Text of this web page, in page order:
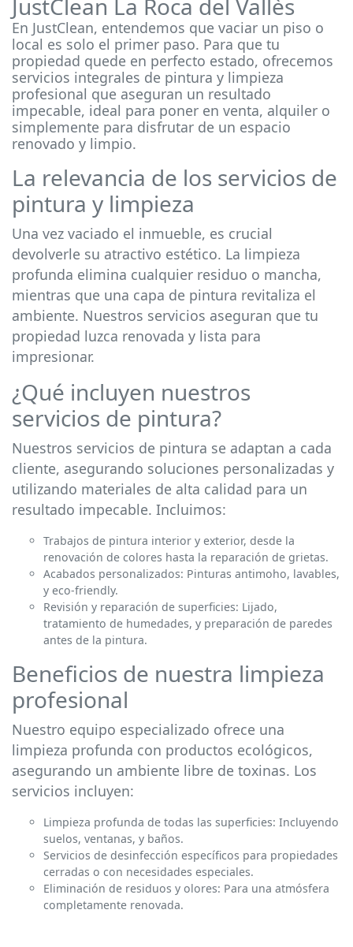
JustClean La Roca del Vallès
En JustClean, entendemos que vaciar un piso o
local es solo el primer paso. Para que tu
propiedad quede en perfecto estado, ofrecemos
servicios integrales de pintura y limpieza
profesional que aseguran un resultado
impecable, ideal para poner en venta, alquiler o
simplemente para disfrutar de un espacio
renovado y limpio.
La relevancia de los servicios de
pintura y limpieza
Una vez vaciado el inmueble, es crucial
devolverle su atractivo estético. La limpieza
profunda elimina cualquier residuo o mancha,
mientras que una capa de pintura revitaliza el
ambiente. Nuestros servicios aseguran que tu
propiedad luzca renovada y lista para
impresionar.
¿Qué incluyen nuestros
servicios de pintura?
Nuestros servicios de pintura se adaptan a cada
cliente, asegurando soluciones personalizadas y
utilizando materiales de alta calidad para un
resultado impecable. Incluimos:
Trabajos de pintura interior y exterior, desde la
renovación de colores hasta la reparación de grietas.
Acabados personalizados: Pinturas antimoho, lavables,
y eco-friendly.
Revisión y reparación de superficies: Lijado,
tratamiento de humedades, y preparación de paredes
antes de la pintura.
Beneficios de nuestra limpieza
profesional
Nuestro equipo especializado ofrece una
limpieza profunda con productos ecológicos,
asegurando un ambiente libre de toxinas. Los
servicios incluyen:
Limpieza profunda de todas las superficies: Incluyendo
suelos, ventanas, y baños.
Servicios de desinfección específicos para propiedades
cerradas o con necesidades especiales.
Eliminación de residuos y olores: Para una atmósfera
completamente renovada.